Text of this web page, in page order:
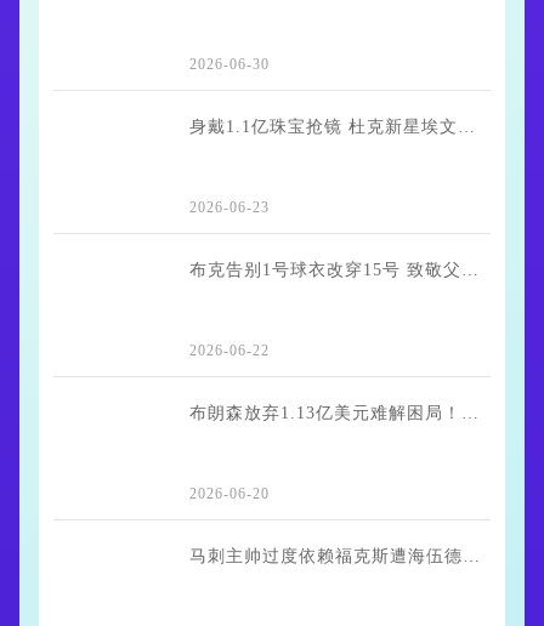
2026-06-30
身戴1.1亿珠宝抢镜 杜克新星埃文斯首轮意外落选
2026-06-23
布克告别1号球衣改穿15号 致敬父亲开启太阳队新篇章
2026-06-22
布朗森放弃1.13亿美元难解困局！尼克斯连冠隐忧：五大主力锁死薪资空间
2026-06-20
马刺主帅过度依赖福克斯遭海伍德痛批：更衣室信任危机爆发